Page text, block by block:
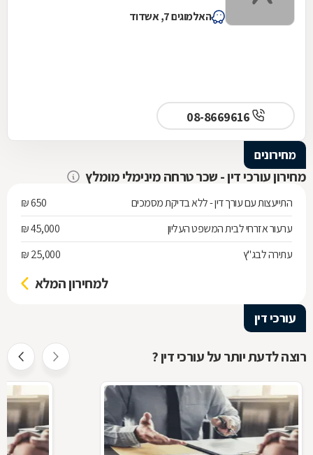
האלמוגים 7, אשדוד
מחירונים
מחירון עורכי דין - שכר טרחה מינימלי מומלץ
התייעצות עם עורך דין - ללא בדיקת מסמכים
650 ₪
ערעור אזרחי לבית המשפט העליון
45,000 ₪
עתירה לבג"ץ
25,000 ₪
למחירון המלא
עורכי דין
רוצה לדעת יותר על עורכי דין ?